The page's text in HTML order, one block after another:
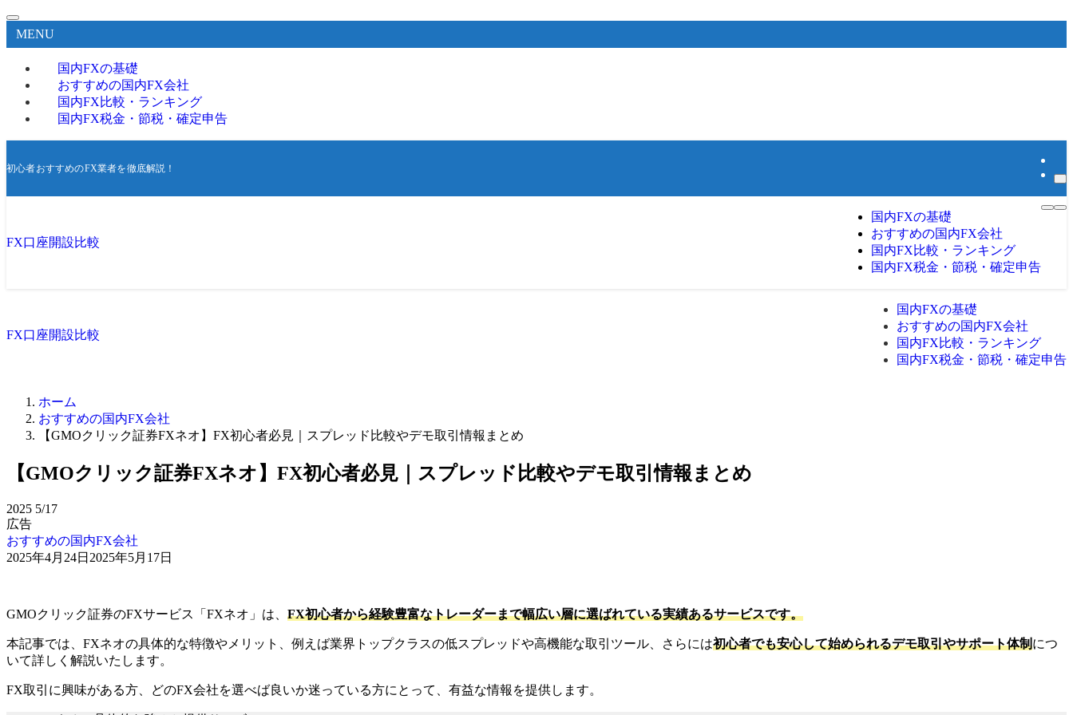
MENU
国内FXの基礎
おすすめの国内FX会社
国内FX比較・ランキング
国内FX税金・節税・確定申告
初心者おすすめのFX業者を徹底解説！
FX口座開設比較
国内FXの基礎
おすすめの国内FX会社
国内FX比較・ランキング
国内FX税金・節税・確定申告
FX口座開設比較
国内FXの基礎
おすすめの国内FX会社
国内FX比較・ランキング
国内FX税金・節税・確定申告
ホーム
おすすめの国内FX会社
【GMOクリック証券FXネオ】FX初心者必見｜スプレッド比較やデモ取引情報まとめ
【GMOクリック証券FXネオ】FX初心者必見｜スプレッド比較やデモ取引情報まとめ
2025 5/17
広告
おすすめの国内FX会社
2025年4月24日 2025年5月17日
GMOクリック証券のFXサービス「FXネオ」は、 FX初心者から経験豊富なトレーダーまで幅広い層に選ばれている実績あるサービスです。
本記事では、FXネオの具体的な特徴やメリット、例えば業界トップクラスの低スプレッドや高機能な取引ツール、さらには初心者でも安心して始められるデモ取引やサポート体制につ
いて詳しく解説いたします。
FX取引に興味がある方、どのFX会社を選べば良いか迷っている方にとって、有益な情報を提供します。